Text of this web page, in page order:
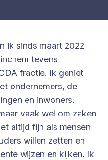
ik sinds maart 2022
tevens
fractie. Ik geniet
ondernemers, de
en inwoners.
vaak wel om zaken
altijd fijn als mensen
willen zetten en
wijzen en kijken. Ik